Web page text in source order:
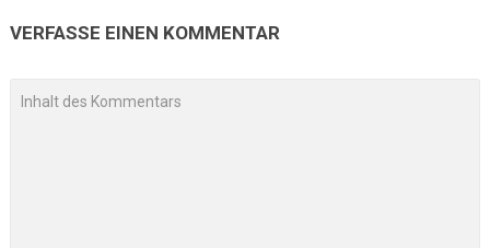
VERFASSE EINEN KOMMENTAR